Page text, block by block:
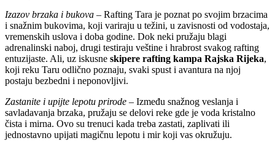
Izazov brzaka i bukova – Rafting Tara je poznat po svojim brzacima
i snažnim bukovima, koji variraju u težini, u zavisnosti od vodostaja,
vremenskih uslova i doba godine. Dok neki pružaju blagi
adrenalinski naboj, drugi testiraju veštine i hrabrost svakog rafting
entuzijaste. Ali, uz iskusne skipere rafting kampa Rajska Rijeka,
koji reku Taru odlično poznaju, svaki spust i avantura na njoj
postaju bezbedni i neponovljivi.
Zastanite i upijte lepotu prirode – Između snažnog veslanja i
savladavanja brzaka, pružaju se delovi reke gde je voda kristalno
čista i mirna. Ovo su trenuci kada treba zastati, zaplivati ili
jednostavno upijati magičnu lepotu i mir koji vas okružuju.